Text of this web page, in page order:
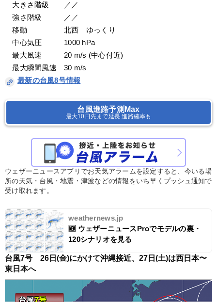
大きさ階級　　／／
強さ階級　　　／／
移動　　　　　北西　ゆっくり
中心気圧　　　1000 hPa
最大風速　　　20 m/s (中心付近)
最大瞬間風速　30 m/s
最新の台風8号情報
台風進路予測Max
最大10日先まで延長 進路確率も
ウェザーニュースアプリでお天気アラームを設定すると、今いる場
所の天気・台風・地震・津波などの情報をいち早くプッシュ通知で
受け取れます。
weathernews.jp
🆕 ウェザーニュースProでモデルの裏・
120シナリオを見る
台風7号　26日(金)にかけて沖縄接近、27日(土)は西日本〜
東日本へ